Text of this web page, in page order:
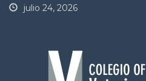
julio 24, 2026